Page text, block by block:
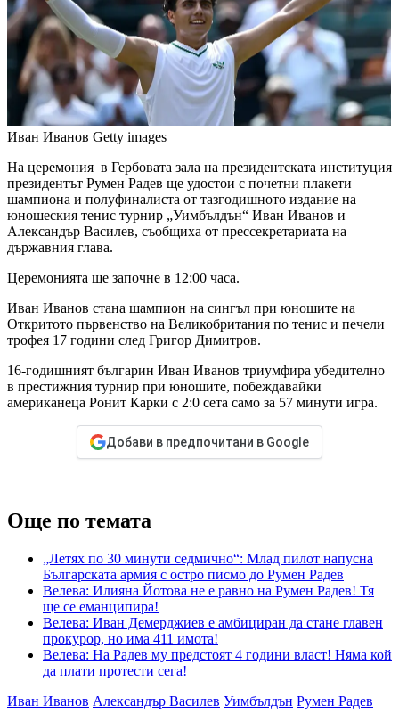
Иван Иванов Getty images
На церемония в Гербовата зала на президентската институция
президентът Румен Радев ще удостои с почетни плакети
шампиона и полуфиналиста от тазгодишното издание на
юношеския тенис турнир „Уимбълдън“ Иван Иванов и
Александър Василев, съобщиха от прессекретариата на
държавния глава.
Церемонията ще започне в 12:00 часа.
Иван Иванов стана шампион на сингъл при юношите на
Откритото първенство на Великобритания по тенис и печели
трофея 17 години след Григор Димитров.
16-годишният българин Иван Иванов триумфира убедително
в престижния турнир при юношите, побеждавайки
американеца Ронит Карки с 2:0 сета само за 57 минути игра.
Добави в предпочитани в Google
Още по темата
„Летях по 30 минути седмично“: Млад пилот напусна
Българската армия с остро писмо до Румен Радев
Велева: Илияна Йотова не е равно на Румен Радев! Тя
ще се еманципира!
Велева: Иван Демерджиев е амбициран да стане главен
прокурор, но има 411 имота!
Велева: На Радев му предстоят 4 години власт! Няма кой
да плати протести сега!
Иван Иванов Александър Василев Уимбълдън Румен Радев